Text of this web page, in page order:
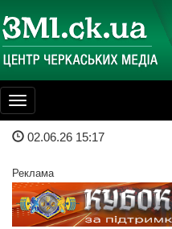
Toggle
navigation
02.06.26 15:17
Реклама